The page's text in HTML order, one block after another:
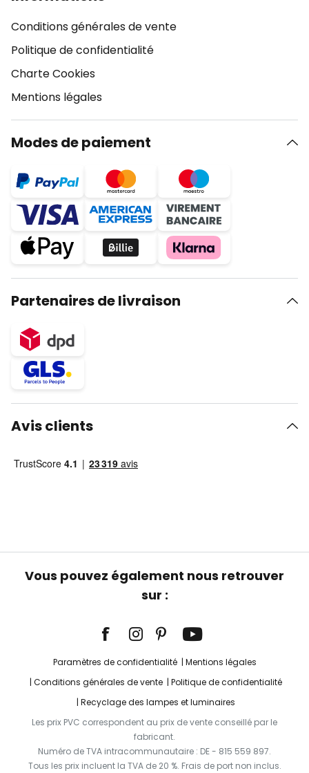
Conditions générales de vente
Politique de confidentialité
Charte Cookies
Mentions légales
Modes de paiement
Partenaires de livraison
Avis clients
Vous pouvez également nous retrouver
sur :
Paramètres de confidentialité
Mentions légales
Conditions générales de vente
Politique de confidentialité
Recyclage des lampes et luminaires
Les prix PVC correspondent au prix de vente conseillé par le
fabricant.
Numéro de TVA intracommunautaire : DE - 815 559 897.
Tous les prix incluent la TVA de 20 %. Frais de port non inclus.